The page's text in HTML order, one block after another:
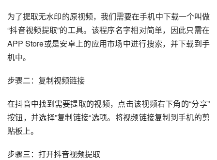
为了提取无水印的原视频，我们需要在手机中下载一个叫做
“抖音视频提取”的工具。该程序名字相对简单，因此只需在
APP Store或是安卓上的应用市场中进行搜索，并下载到手
机中。
步骤二：复制视频链接
在抖音中找到需要提取的视频，点击该视频右下角的“分享”
按钮，并选择”复制链接“选项。将视频链接复制到手机的剪
贴板上。
步骤三：打开抖音视频提取